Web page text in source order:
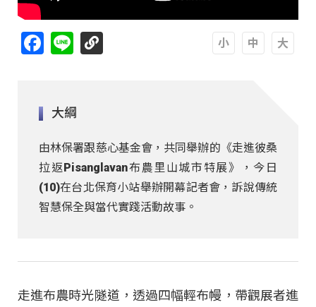
Facebook
Line
大綱
由林保署跟慈心基金會，共同舉辦的《走進彼桑
拉返Pisanglavan布農里山城市特展》，今日
(10)在台北保育小站舉辦開幕記者會，訴說傳統
智慧保全與當代實踐活動故事。
走進布農時光隧道，透過四幅輕布幔，帶觀展者進